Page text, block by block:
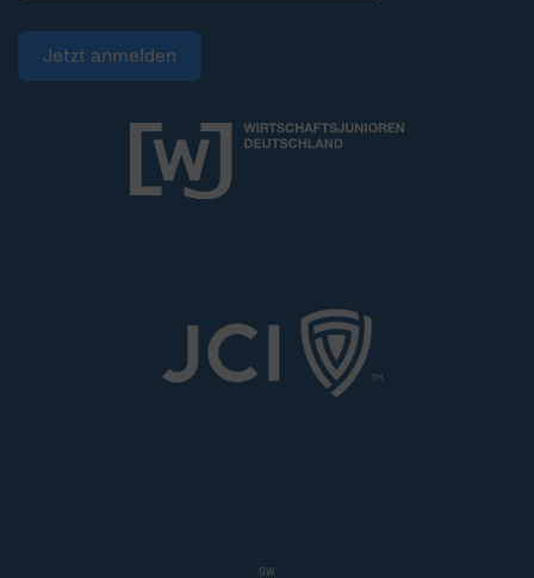
Jetzt anmelden
GW